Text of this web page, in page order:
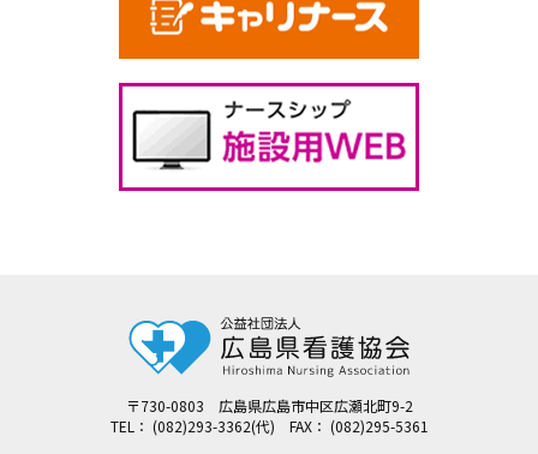
〒730-0803 広島県広島市中区広瀬北町9-2
TEL： (082)293-3362(代) FAX： (082)295-5361